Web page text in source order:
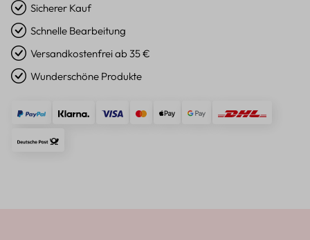
Sicherer Kauf
Schnelle Bearbeitung
Versandkostenfrei ab 35 €
Wunderschöne Produkte